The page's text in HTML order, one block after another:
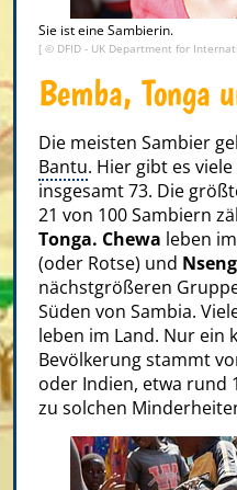
Sie ist eine Sambierin.
[ © DFID - UK Department for
Bemba, Tonga
Die meisten Sambier
Bantu. Hier gibt es
insgesamt 73. Die
21 von 100 Sambiern
Tonga. Chewa leben
(oder Rotse) und
nächstgrößeren
Süden von Sambia.
leben im Land. Nur ein
Bevölkerung stammt
oder Indien, etwa rund
zu solchen